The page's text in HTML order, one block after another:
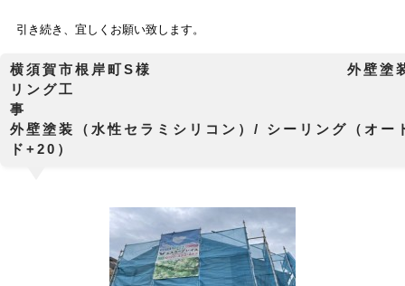
引き続き、宜しくお願い致します。
横須賀市根岸町S様 外壁塗装工
リング工
外壁塗装（水性セラミシリコン）/ シーリング（オー
ド+20）